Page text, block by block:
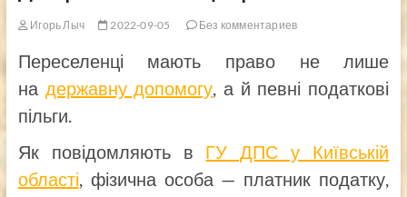
Игорь Лыч 2022-09-05 Без комментариев
Переселенці мають право не лише
на державну допомогу , а й певні податкові
пільги.
Як повідомляють в ГУ ДПС у Київській
області, фізична особа — платник податку,